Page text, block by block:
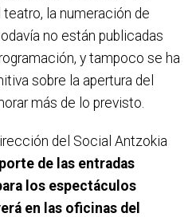
la numeración de
no están publicadas
y tampoco se ha
sobre la apertura del
más de lo previsto.
del Social Antzokia
de las entradas
los espectáculos
en las oficinas del